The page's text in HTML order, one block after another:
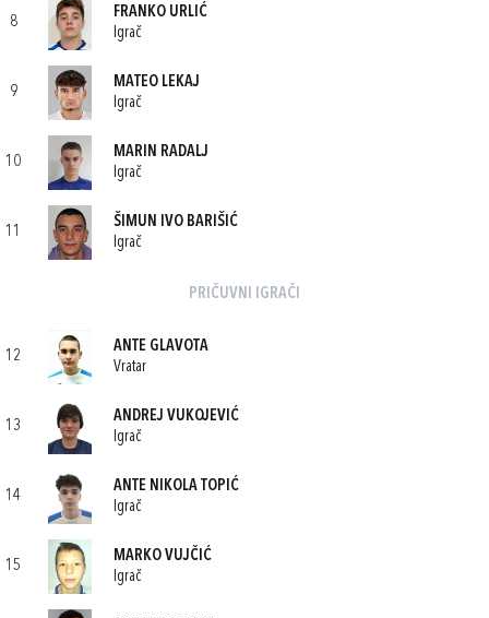
8
FRANKO URLIĆ
Igrač
9
MATEO LEKAJ
Igrač
10
MARIN RADALJ
Igrač
11
ŠIMUN IVO BARIŠIĆ
Igrač
PRIČUVNI IGRAČI
12
ANTE GLAVOTA
Vratar
13
ANDREJ VUKOJEVIĆ
Igrač
14
ANTE NIKOLA TOPIĆ
Igrač
15
MARKO VUJČIĆ
Igrač